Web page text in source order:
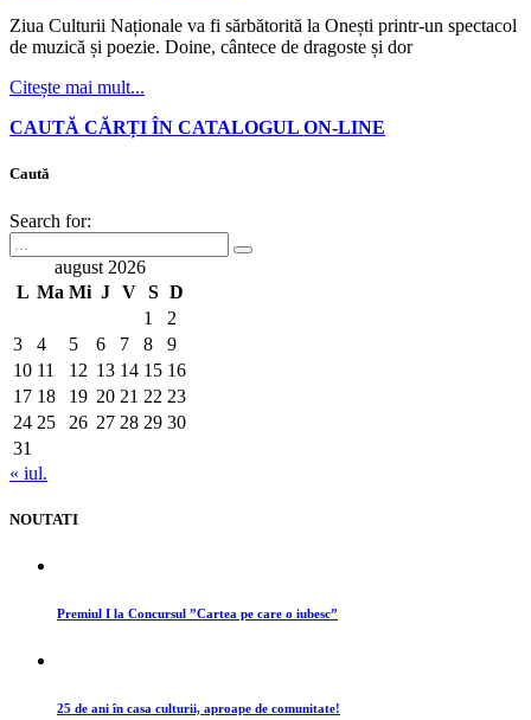
Ziua Culturii Naționale va fi sărbătorită la Onești printr-un spectacol
de muzică și poezie. Doine, cântece de dragoste și dor
Citește mai mult...
CAUTĂ CĂRȚI ÎN CATALOGUL ON-LINE
Caută
Search for:
august 2026
L Ma Mi J V S D
1
2
3
4 5 6 7 8
9
10 11 12 13 14 15 16
17 18 19 20 21 22 23
24 25 26 27 28 29 30
31
« iul.
NOUTATI
Premiul I la Concursul ”Cartea pe care o iubesc”
25 de ani în casa culturii, aproape de comunitate!